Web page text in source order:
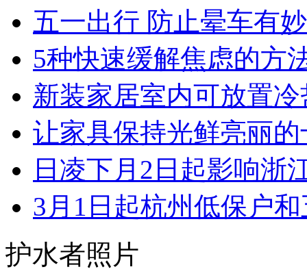
五一出行 防止晕车有
5种快速缓解焦虑的方
新装家居室内可放置
让家具保持光鲜亮丽
日凌下月2日起影响浙
3月1日起杭州低保户
护水者照片